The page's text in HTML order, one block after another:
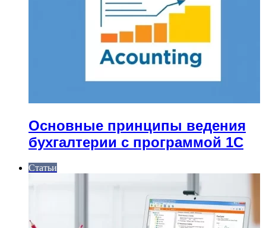
Основные принципы ведения
бухгалтерии с программой 1С
Статьи